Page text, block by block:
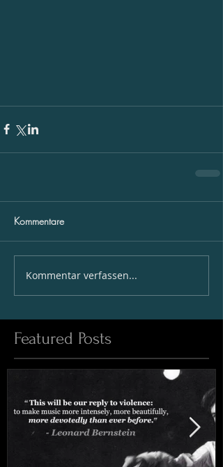
Kommentare
Kommentar verfassen...
Featured Posts